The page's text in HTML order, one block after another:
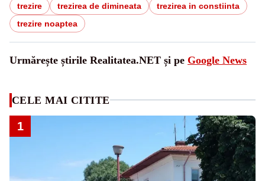
trezire trezirea de dimineata
trezirea in constiinta
trezire noaptea
Urmărește știrile Realitatea.NET și pe Google News
CELE MAI CITITE
1